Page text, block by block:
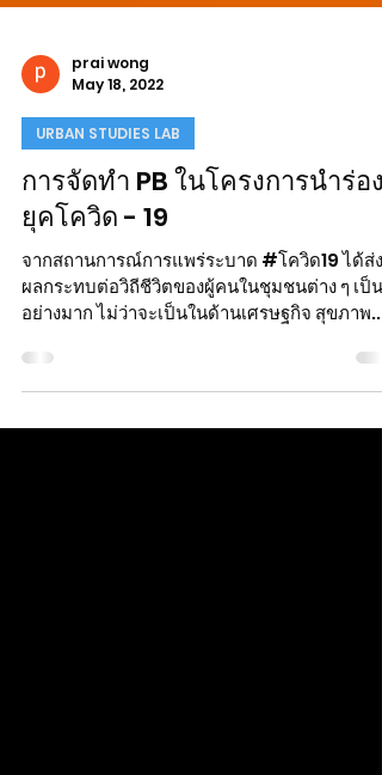
prai wong
URBAN STUDIES LAB
การจัดทำ PB ในโครงการนำร่อง
ยุคโควิด - 19
ผลกระทบต่อวิถีชีวิตของผู้คนในชุมชนต่าง ๆ เป็น
อย่างมาก ไม่ว่าจะเป็นในด้านเศรษฐกิจ สุขภาพ...